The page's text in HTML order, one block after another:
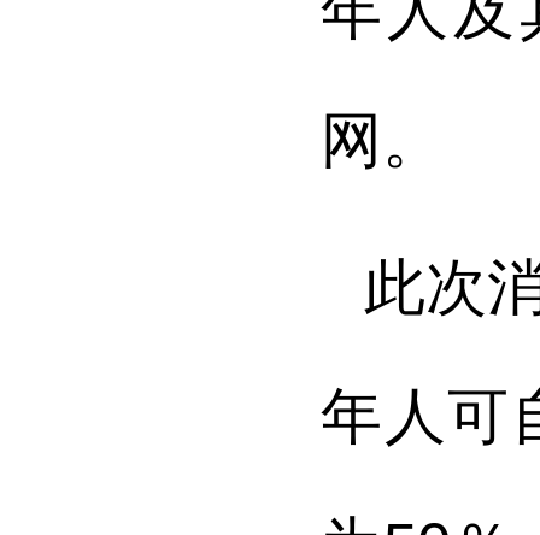
网。
此次
年人可